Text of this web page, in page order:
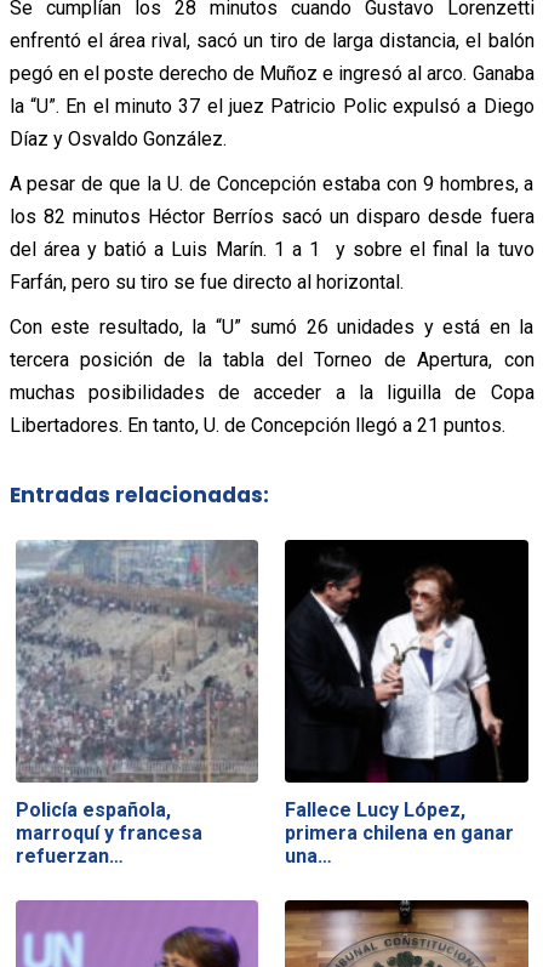
Se cumplían los 28 minutos cuando Gustavo Lorenzetti
enfrentó el área rival, sacó un tiro de larga distancia, el balón
pegó en el poste derecho de Muñoz e ingresó al arco. Ganaba
la “U”. En el minuto 37 el juez Patricio Polic expulsó a Diego
Díaz y Osvaldo González.
A pesar de que la U. de Concepción estaba con 9 hombres, a
los 82 minutos Héctor Berríos sacó un disparo desde fuera
del área y batió a Luis Marín. 1 a 1 y sobre el final la tuvo
Farfán, pero su tiro se fue directo al horizontal.
Con este resultado, la “U” sumó 26 unidades y está en la
tercera posición de la tabla del Torneo de Apertura, con
muchas posibilidades de acceder a la liguilla de Copa
Libertadores. En tanto, U. de Concepción llegó a 21 puntos.
Entradas relacionadas:
Policía española,
marroquí y francesa
refuerzan…
Fallece Lucy López,
primera chilena en ganar
una…